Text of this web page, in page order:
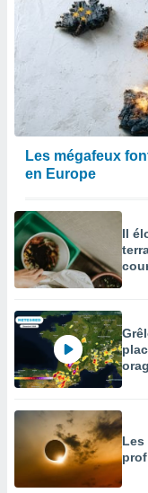
Les mégafeux
en Europe
Il
Les